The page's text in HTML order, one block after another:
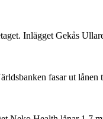
Inlägget Gekås
fasar ut